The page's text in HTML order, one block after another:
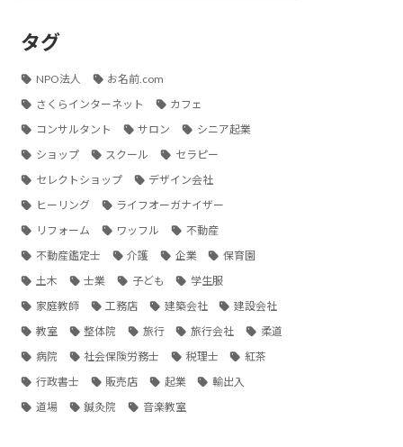
タグ
NPO法人
お名前.com
さくらインターネット
カフェ
コンサルタント
サロン
シニア起業
ショップ
スクール
セラピー
セレクトショップ
デザイン会社
ヒーリング
ライフオーガナイザー
リフォーム
ワッフル
不動産
不動産鑑定士
介護 企業
保育園
土木
士業 子ども
学生服
家庭教師
工務店 建築会社
建設会社
教室
整体院 旅行 旅行会社
柔道
病院
社会保険労務士 税理士
紅茶
行政書士
販売店 起業
輸出入
道場
鍼灸院 音楽教室